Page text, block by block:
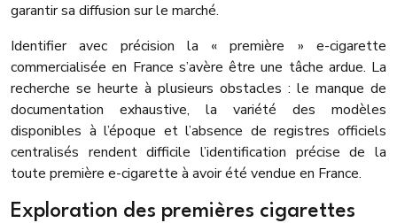
garantir sa diffusion sur le marché.
Identifier avec précision la « première » e-cigarette
commercialisée en France s’avère être une tâche ardue. La
recherche se heurte à plusieurs obstacles : le manque de
documentation exhaustive, la variété des modèles
disponibles à l’époque et l’absence de registres officiels
centralisés rendent difficile l’identification précise de la
toute première e-cigarette à avoir été vendue en France.
Exploration des premières cigarettes